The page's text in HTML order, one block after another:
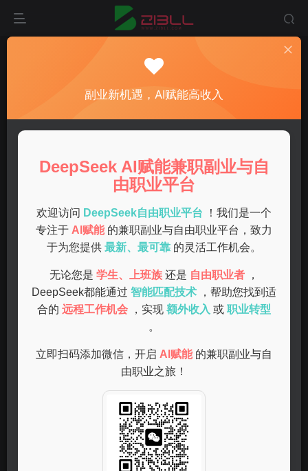
深度解析deepseek在手机上的安装与使用全攻略
关注 私信
在当今智能手机普及的时代，越来越多的应用和工具可以帮
助我们提高生产力和创造力。deepseek作为一款强大的工
具，能够为用户提供丰富的功能。本文将为大家详细解析如
何在手机上安装和使用deepseek。
一、什么是deepseek？
deepseek是一款基于深度学习的应用，旨在帮助用户在各
二、如何在手机上安装deepseek？
副业新机遇，AI赋能高收入
DeepSeek AI赋能兼职副业与自
由职业平台
欢迎访问 DeepSeek自由职业平台
！我们是一个
专注于 AI赋能 的兼职副业与自由职业平台，致力
于为您提供 最新、最可靠 的灵活工作机会。
无论您是 学生、上班族 还是 自由职业者
，
DeepSeek都能通过 智能匹配技术
，帮助您找到适
合的 远程工作机会 ，实现 额外收入 或 职业转型
。
立即扫码添加微信，开启 AI赋能 的兼职副业与自
由职业之旅！